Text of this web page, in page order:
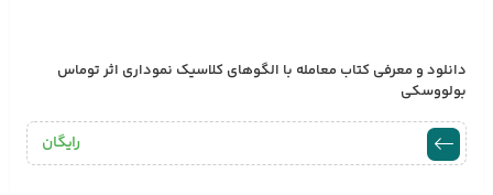
دانلود و معرفی کتاب معامله با الگوهای کلاسیک نموداری اثر توماس
بولووسکی
رایگان